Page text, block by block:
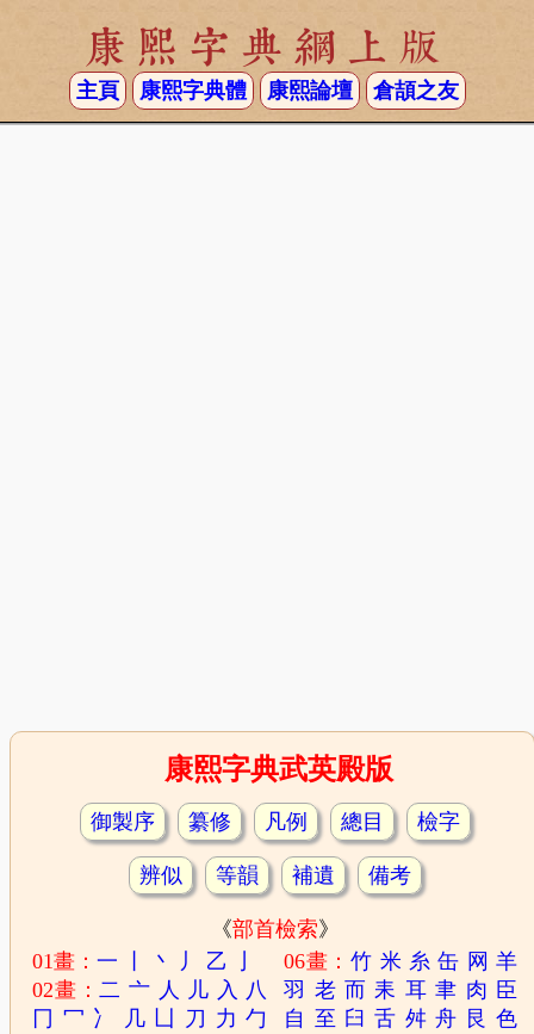
康熙字典網上版
主頁 康熙字典體 康熙論壇 倉頡之友
康熙字典武英殿版
御製序 纂修 凡例 總目 檢字
辨似 等韻 補遺 備考
《部首檢索》
01畫：一 丶 丿 乙
02畫：二 亠 人 儿 入 八
冂 冖 冫 几 凵 刀 力 勹
06畫：竹 米 糸 缶 网 羊
羽 老 而 耒 耳 聿 肉 臣
自 至 臼 舌 舛 舟 艮 色